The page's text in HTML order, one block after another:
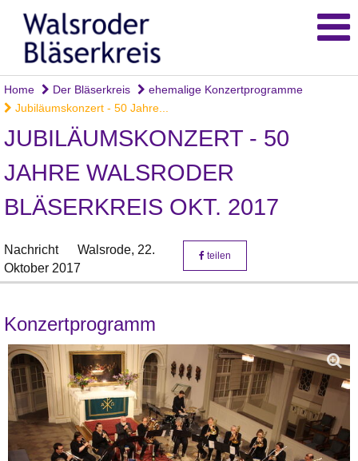
Home Der Bläserkreis
ehemalige Konzertprogramme
Jubiläumskonzert - 50 Jahre...
JUBILÄUMSKONZERT - 50
JAHRE WALSRODER
BLÄSERKREIS OKT. 2017
Nachricht Walsrode, 22.
Oktober 2017
teilen
Konzertprogramm